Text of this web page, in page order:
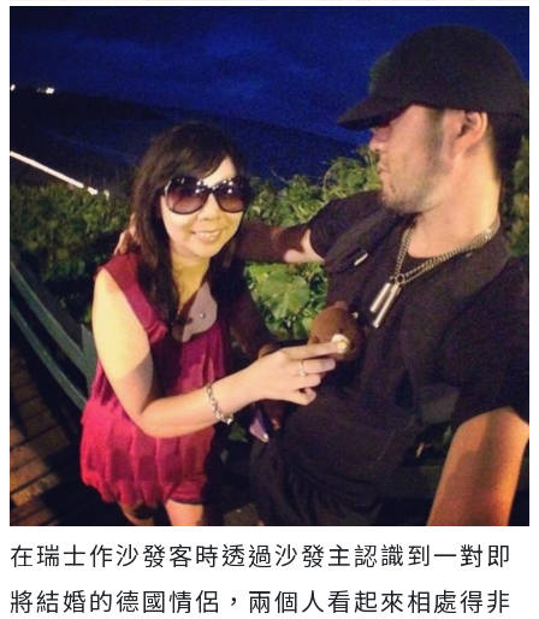
在瑞士作沙發客時透過沙發主認識到一對即
將結婚的德國情侶，兩個人看起來相處得非